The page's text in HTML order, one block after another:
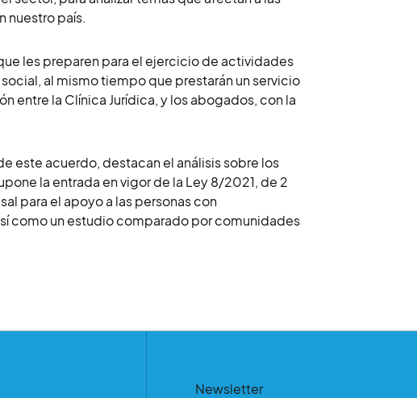
nuestro país.
les preparen para el ejercicio de actividades
al mismo tiempo que prestarán un servicio
entre la Clínica Jurídica, y los abogados, con la
este acuerdo, destacan el análisis sobre los
la entrada en vigor de la Ley 8/2021, de 2
para el apoyo a las personas con
como un estudio comparado por comunidades
Newsletter